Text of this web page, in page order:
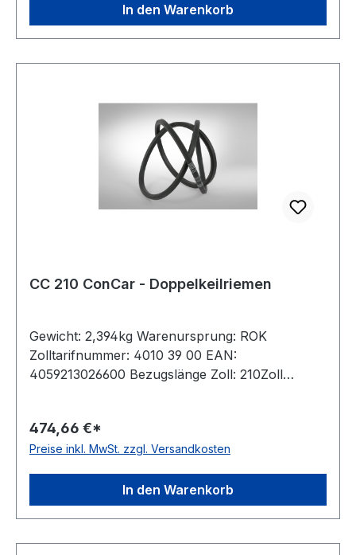
In den Warenkorb
CC 210 ConCar - Doppelkeilriemen
Gewicht: 2,394kg Warenursprung: ROK
Zolltarifnummer: 4010 39 00 EAN:
4059213026600 Bezugslänge Zoll: 210Zoll
ummantelt antistatisch: ja Norm: DIN 7722
Breite: 22mm Höhe: 17mm Material: Neoprene
474,66 €*
Preise inkl. MwSt. zzgl. Versandkosten
In den Warenkorb